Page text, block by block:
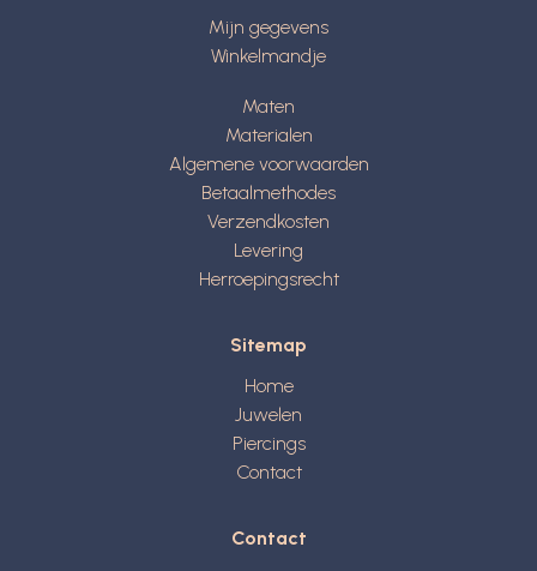
Mijn gegevens
Winkelmandje
Maten
Materialen
Algemene voorwaarden
Betaalmethodes
Verzendkosten
Levering
Herroepingsrecht
Sitemap
Home
Juwelen
Piercings
Contact
Contact